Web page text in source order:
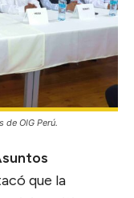
OIG Perú.
que la